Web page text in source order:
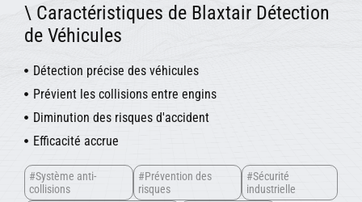
\ Caractéristiques de Blaxtair Détection
de Véhicules
Détection précise des véhicules
Prévient les collisions entre engins
Diminution des risques d'accident
Efficacité accrue
#Système anti-
collisions
#Prévention des
risques
#Sécurité
industrielle